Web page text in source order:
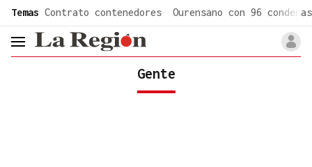
Temas Contrato contenedores Ourensano con 96 condenas
header.menu.open
Gente